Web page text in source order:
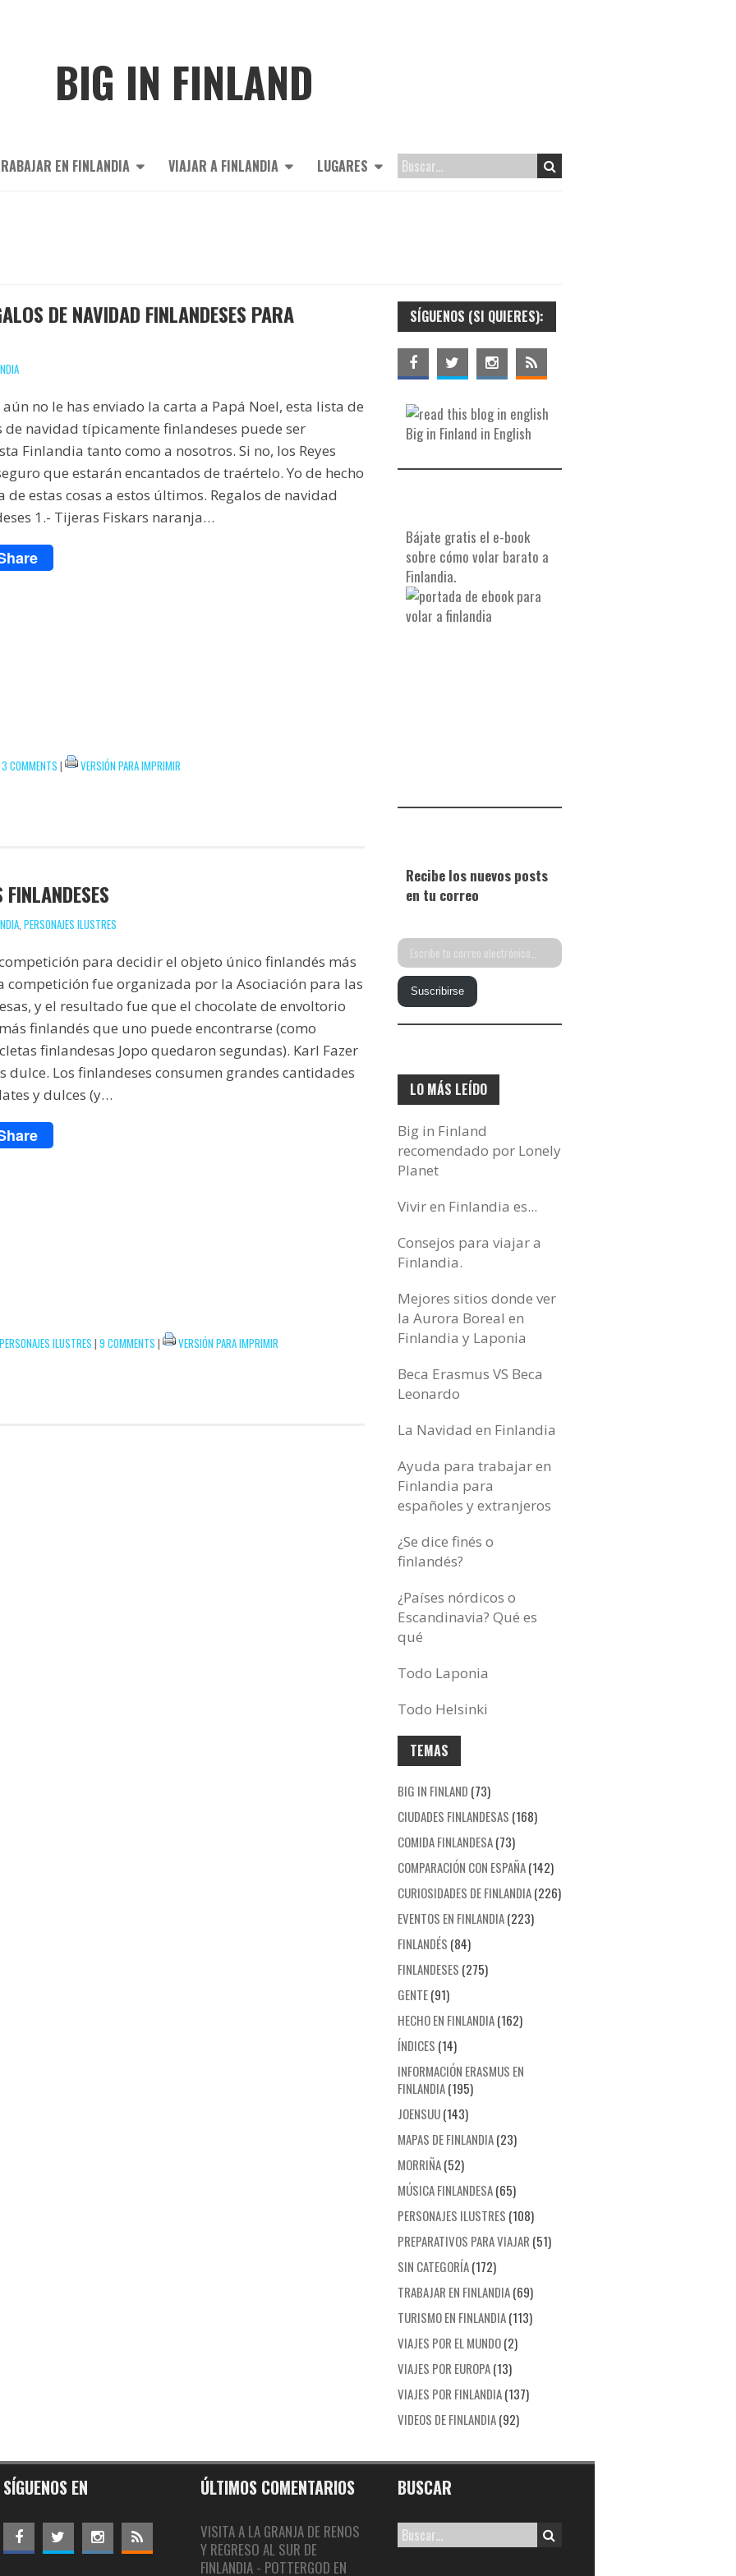
BIG IN FINLAND
EN FINLANDIA VIAJAR A FINLANDIA LUGARES
DE NAVIDAD FINLANDESES PARA
aún no le has enviado la carta a Papá Noel, esta lista de
de navidad típicamente finlandeses puede ser
Finlandia tanto como a nosotros. Si no, los Reyes
que estarán encantados de traértelo. Yo de hecho
estas cosas a estos últimos. Regalos de navidad
1.- Tijeras Fiskars naranja…
3 COMMENTS | VERSIÓN PARA IMPRIMIR
PERSONAJES ILUSTRES
para decidir el objeto único finlandés más
competición fue organizada por la Asociación para las
y el resultado fue que el chocolate de envoltorio
finlandés que uno puede encontrarse (como
finlandesas Jopo quedaron segundas). Karl Fazer
dulce. Los finlandeses consumen grandes cantidades
y dulces (y…
PERSONAJES ILUSTRES | 9 COMMENTS | VERSIÓN PARA IMPRIMIR
SÍGUENOS (SI QUIERES):
Big in Finland in English
Bájate gratis el e-book
sobre cómo volar barato a
Finlandia.
Recibe los nuevos posts
en tu correo
Escribe
tu
correo
electrónico…
Suscribirse
LO MÁS LEÍDO
Big in Finland
recomendado por Lonely
Planet
Vivir en Finlandia es...
Consejos para viajar a
Finlandia.
Mejores sitios donde ver
la Aurora Boreal en
Finlandia y Laponia
Beca Erasmus VS Beca
Leonardo
La Navidad en Finlandia
Ayuda para trabajar en
Finlandia para
españoles y extranjeros
¿Se dice finés o
finlandés?
¿Países nórdicos o
Escandinavia? Qué es
qué
Todo Laponia
Todo Helsinki
TEMAS
BIG IN FINLAND (73)
CIUDADES FINLANDESAS (168)
COMIDA FINLANDESA(73)
COMPARACIÓN CON ESPAÑA(142)
CURIOSIDADES DE FINLANDIA(226)
EVENTOS EN FINLANDIA(223)
FINLANDÉS (84)
FINLANDESES (275)
GENTE(91)
HECHO EN FINLANDIA(162)
ÍNDICES (14)
INFORMACIÓN ERASMUS EN
FINLANDIA(195)
JOENSUU(143)
MAPAS DE FINLANDIA(23)
MORRIÑA(52)
MÚSICA FINLANDESA(65)
PERSONAJES ILUSTRES (108)
PREPARATIVOS PARA VIAJAR (51)
SIN CATEGORÍA(172)
TRABAJAR EN FINLANDIA(69)
TURISMO EN FINLANDIA(113)
VIAJES POR EL MUNDO(2)
VIAJES POR EUROPA(13)
VIAJES POR FINLANDIA(137)
VIDEOS DE FINLANDIA(92)
SÍGUENOS EN ÚLTIMOS COMENTARIOS
VISITA A LA GRANJA DE RENOS
Y REGRESO AL SUR DE
FINLANDIA - POTTERGOD EN
BUSCAR